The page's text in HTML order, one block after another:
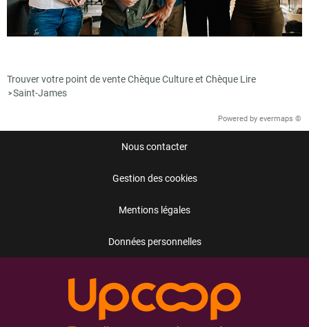
Trouver votre point de vente Chèque Culture et Chèque Lire
>Saint-James
Powered by evermaps ©
Nous contacter
Gestion des cookies
Mentions légales
Données personnelles